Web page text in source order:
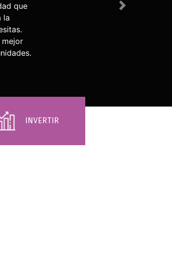
Next
INVERTIR